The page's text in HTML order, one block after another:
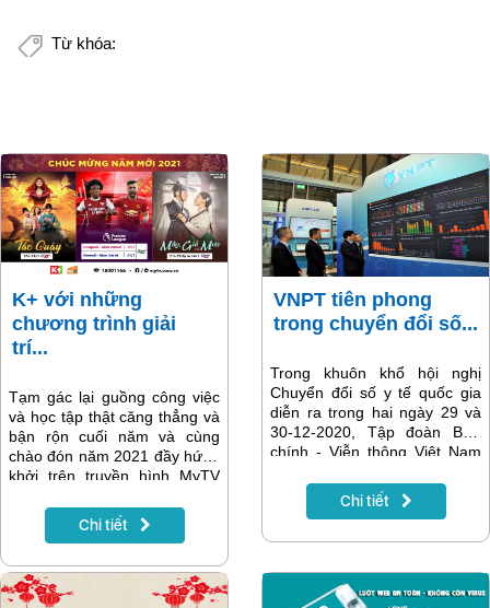
Từ khóa:
K+ với những
chương trình giải
trí...
Tạm gác lại guồng công việc
và học tập thật căng thẳng và
bận rộn cuối năm và cùng
chào đón năm 2021 đầy hứng
khởi trên truyền hình MyTV
dành riêng cho nhóm khách
hàng của gói kênh K+ trong
Chi tiết
VNPT tiên phong
trong chuyển đổi số...
Trong khuôn khổ hội nghị
Chuyển đổi số y tế quốc gia
diễn ra trong hai ngày 29 và
30-12-2020, Tập đoàn Bưu
chính - Viễn thông Việt Nam
một trong những đơn vị tiên
phong trong chuyển đổi số
Chi tiết